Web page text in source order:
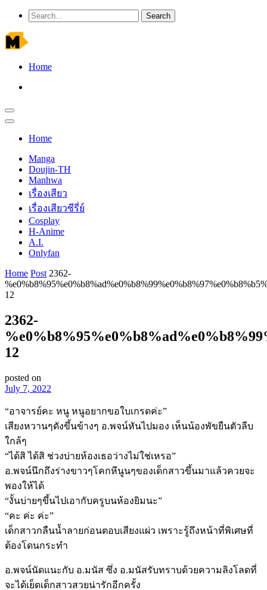
Home
Home
Manga
Doujin-TH
Manhwa
เรื่องเสียว
เรื่องเสียวซีรี่ย์
Cosplay
H-Anime
A.I.
Onlyfan
Home Post 2362-
12
2362-
12
posted on
July 7, 2022
“อาจารย์คะ หนู หนูอยากขอใบเกรดค่ะ”
เสียงหวานๆดังขึ้นข้างๆ อ.พจน์หันไปมอง เห็นน้องพัขยืนตัวลีบ
ใกล้ๆ
“ได้สิ ได้สิ ช่วงบ่ายห้องเธอว่างไม่ใช่เหรอ”
อ.พจน์นึกถึงร่างขาวๆโคกหีนูนๆของเด็กสาวขึ้นมาแล้วควยจะ
พองให้ได้
“งั้นบ่ายๆขึ้นไปเอากับครูบนห้องยิมนะ”
“คะ ค่ะ ค่ะ”
เด็กสาวกลืนน้ำลายก่อนตอบเสียงแผ่ว เพราะรู้ถึงหน้าที่พิเศษที่
ต้องโดนกระทำ
อ.พจน์นัดแนะกับ อ.มนัส ซึ่ง อ.มนัสรับทราบด้วยความลิงโลดที่
จะได้เย็ดเด็กสาวสวยน่ารักอีกครั้ง